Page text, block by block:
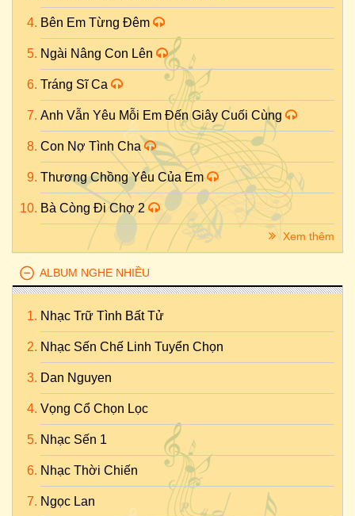
Bên Em Từng Đêm
Ngài Nâng Con Lên
Tráng Sĩ Ca
Anh Vẫn Yêu Mỗi Em Đến Giây Cuối Cùng
Con Nợ Tình Cha
Thương Chồng Yêu Của Em
Bà Còng Đi Chợ 2
Xem thêm
ALBUM NGHE NHIỀU
Nhạc Trữ Tình Bất Tử
Nhạc Sến Chế Linh Tuyển Chọn
Dan Nguyen
Vọng Cổ Chọn Lọc
Nhạc Sến 1
Nhạc Thời Chiến
Ngọc Lan